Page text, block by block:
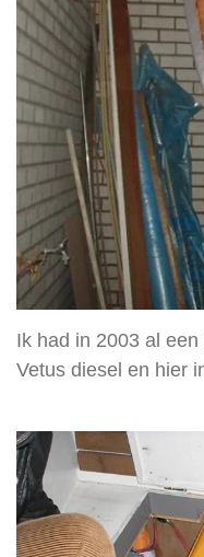
Ik had in 2003 al
Vetus diesel en hier